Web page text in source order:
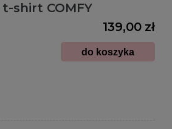
shirt COMFY
139,00 zł
do koszyka